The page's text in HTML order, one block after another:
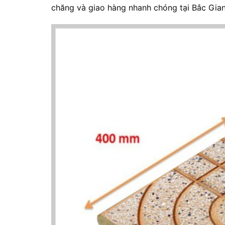
chăng và giao hàng nhanh chóng tại Bắc